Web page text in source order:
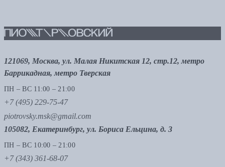
121069, Москва, ул. Малая Никитская 12, стр.12, метро
Баррикадная, метро Тверская
ПН – ВС 11:00 – 21:00
+7 (495) 229-75-47
piotrovsky.msk@gmail.com
105082, Екатеринбург, ул. Бориса Ельцина, д. 3
ПН – ВС 10:00 – 21:00
+7 (343) 361-68-07